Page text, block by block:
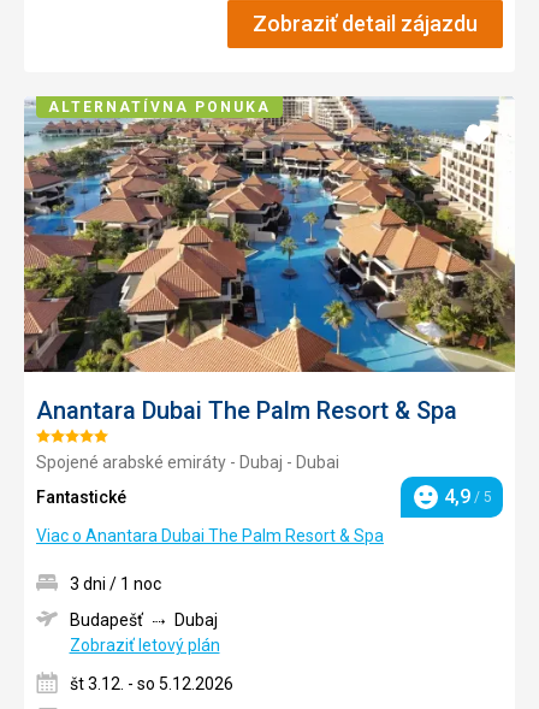
Zobraziť detail zájazdu
Anantara Dubai The Palm Resort & Spa
Hodnotenie:
5/5
Spojené arabské emiráty - Dubaj - Dubai
Fantastické
Hodnotenie
4,9 / 5
Viac o Anantara Dubai The Palm Resort & Spa
Pridať
do
3 dni / 1 noc
Budapešť
Dubaj
Zobraziť letový plán
št 3.12. - so 5.12.2026
ALTERNATÍVNA PONUKA